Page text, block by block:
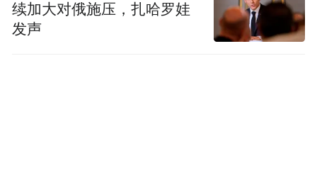
续加大对俄施压，扎哈罗娃
发声